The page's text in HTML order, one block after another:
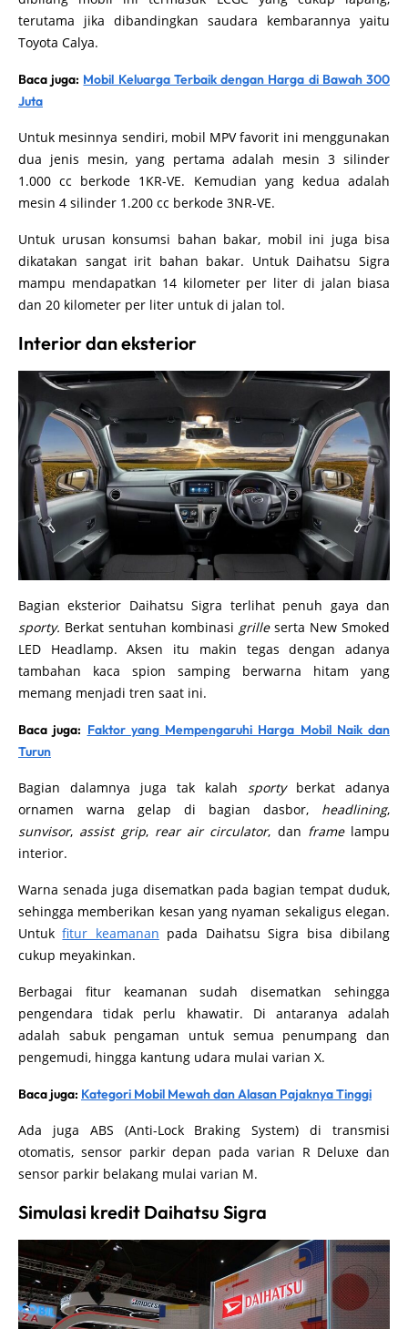
terutama jika dibandingkan saudara kembarannya yaitu
Toyota Calya.
Baca juga: Mobil Keluarga Terbaik dengan Harga di Bawah 300
Juta
Untuk mesinnya sendiri, mobil MPV favorit ini menggunakan
dua jenis mesin, yang pertama adalah mesin 3 silinder
1.000 cc berkode 1KR-VE. Kemudian yang kedua adalah
mesin 4 silinder 1.200 cc berkode 3NR-VE.
Untuk urusan konsumsi bahan bakar, mobil ini juga bisa
dikatakan sangat irit bahan bakar. Untuk Daihatsu Sigra
mampu mendapatkan 14 kilometer per liter di jalan biasa
dan 20 kilometer per liter untuk di jalan tol.
Interior dan eksterior
Bagian eksterior Daihatsu Sigra terlihat penuh gaya dan
sporty. Berkat sentuhan kombinasi grille serta New Smoked
LED Headlamp. Aksen itu makin tegas dengan adanya
tambahan kaca spion samping berwarna hitam yang
memang menjadi tren saat ini.
Baca juga: Faktor yang Mempengaruhi Harga Mobil Naik dan
Turun
Bagian dalamnya juga tak kalah sportyberkat adanya
ornamen warna gelap di bagian dasbor, headlining,
sunvisor, assist grip, rear air circulator, dan framelampu
interior.
Warna senada juga disematkan pada bagian tempat duduk,
sehingga memberikan kesan yang nyaman sekaligus elegan.
Untukfitur keamanan pada Daihatsu Sigra bisa dibilang
cukup meyakinkan.
Berbagai fitur keamanan sudah disematkan sehingga
pengendara tidak perlu khawatir. Di antaranya adalah
adalah sabuk pengaman untuk semua penumpang dan
pengemudi, hingga kantung udara mulai varian X.
Baca juga: Kategori Mobil Mewah dan Alasan Pajaknya Tinggi
Ada juga ABS (Anti-Lock Braking System) di transmisi
otomatis, sensor parkir depan pada varian R Deluxe dan
sensor parkir belakang mulai varian M.
Simulasi kredit Daihatsu Sigra